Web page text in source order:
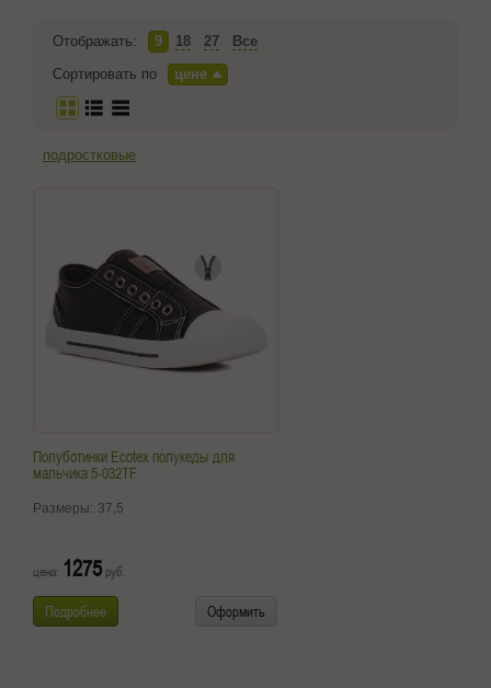
Отображать: 9 18 27
Все
Сортировать по
цене
подростковые
Полуботинки Ecotex полукеды для
мальчика 5-032TF
Размеры: 37,5
цена: 1275 руб.
Подробнее Оформить